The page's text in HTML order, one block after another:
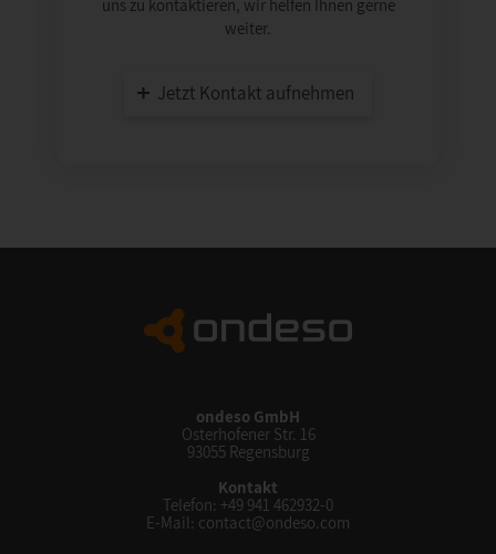
uns zu kontaktieren, wir helfen Ihnen gerne
weiter.
Jetzt Kontakt aufnehmen
ondeso GmbH
Osterhofener Str. 16
93055 Regensburg
Kontakt
Telefon: +49 941 462932-0
E-Mail: contact@ondeso.com